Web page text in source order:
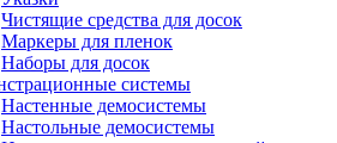
Чистящие средства для досок
Маркеры для пленок
Наборы для досок
системы
Настенные демосистемы
Настольные демосистемы